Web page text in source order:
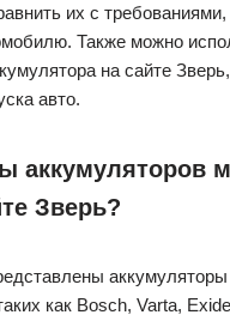
их с
Также можно
на сайте
авто.
аккумуляторов
Зверь?
аккумуляторы
как Bosch, Varta,